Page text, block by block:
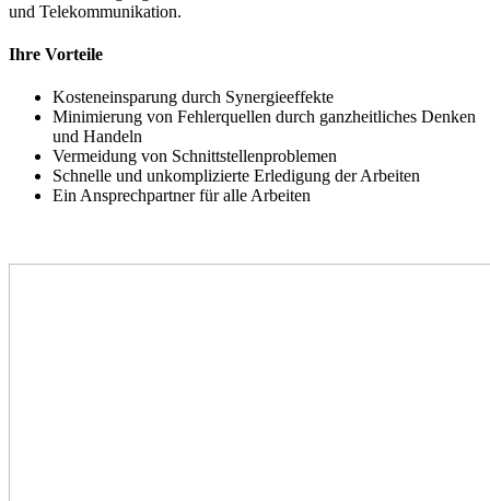
und Telekommunikation.
Ihre Vorteile
Kosteneinsparung durch Synergieeffekte
Minimierung von Fehlerquellen durch ganzheitliches Denken
und Handeln
Vermeidung von Schnittstellenproblemen
Schnelle und unkomplizierte Erledigung der Arbeiten
Ein Ansprechpartner für alle Arbeiten